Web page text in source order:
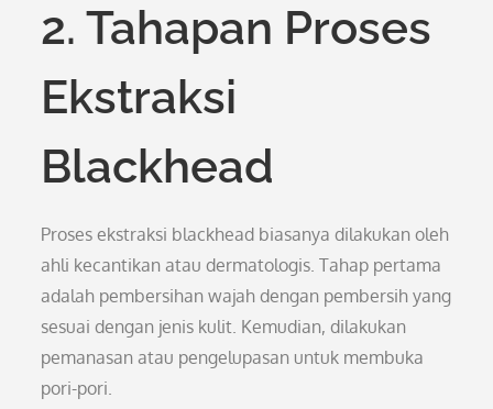
2. Tahapan Proses
Ekstraksi
Blackhead
Proses ekstraksi blackhead biasanya dilakukan oleh
ahli kecantikan atau dermatologis. Tahap pertama
adalah pembersihan wajah dengan pembersih yang
sesuai dengan jenis kulit. Kemudian, dilakukan
pemanasan atau pengelupasan untuk membuka
pori-pori.